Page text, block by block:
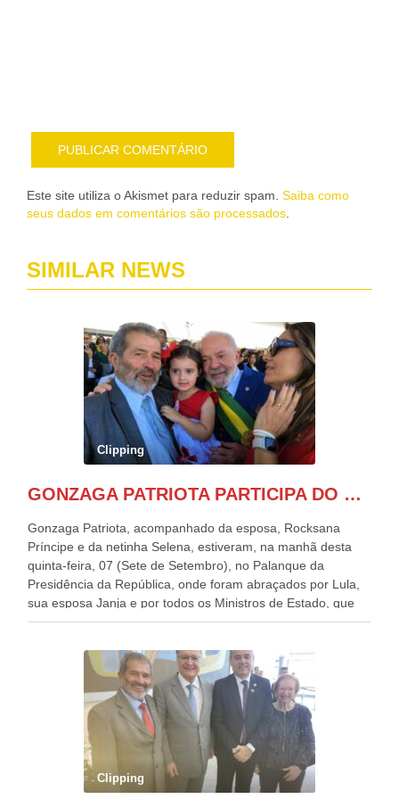
Este site utiliza o Akismet para reduzir spam. Saiba como
seus dados em comentários são processados
SIMILAR NEWS
Clipping
GONZAGA PATRIOTA PARTICIPA DO DESFILE DA INDEPENDÊNCIA NO PALANQUE DA PRESIDÊNCIA DA REPÚBLICA E É ABRAÇADO POR LULA E POR GERALDO ALCKMIN.
Gonzaga Patriota, acompanhado da esposa, Rocksana
Príncipe e da netinha Selena, estiveram, na manhã desta
quinta-feira, 07 (Sete de Setembro), no Palanque da
Presidência da República, onde foram abraçados por Lula,
sua esposa Janja e por todos os Ministros de Estado, que
estavam presentes, nos Desfiles da Independência da
outros desfiles, na Esplanada dos Ministérios, disse ter sido
o deste ano, o maior e o mais organizado de todos. “Há
quatro décadas, como Patriota até no nome, participo
anualmente dos desfiles de Sete de Setembro, na
Esplanada dos Ministérios, em Brasília. Este ano, o governo
preparou espaços com cadeiras e coberturas, para 30.000
pessoas, só que o número de Patriotas Brasileiros
Independentes, dobrou na Esplanada. Eu, Lula e os
Clipping